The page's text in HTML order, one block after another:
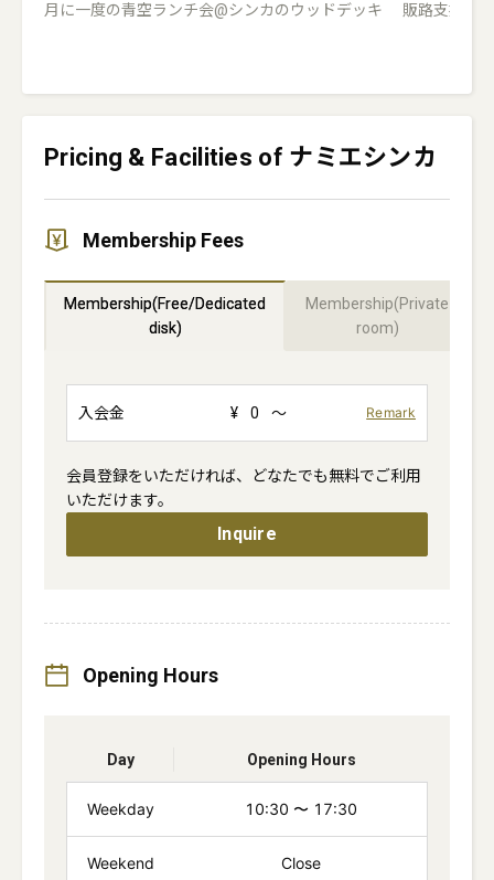
月に一度の青空ランチ会@シンカのウッドデッキ 販路支援イ
Pricing & Facilities of ナミエシンカ
Membership Fees
Membership(Free/Dedicated
disk)
Membership(Private
room)
入会金 ¥ 0 ～ Remark
会員登録をいただければ、どなたでも無料でご利用
いただけます。
Inquire
Opening Hours
Day Opening Hours
Weekday 10:30 〜 17:30
Weekend Close